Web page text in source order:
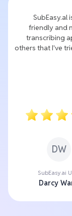
SubEasy.al
friendly and
transcribing
others that I've
DW
SubEasy.ai
Darcy